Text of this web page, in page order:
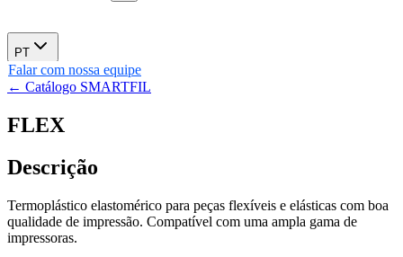
PT
Falar com nossa equipe
← Catálogo SMARTFIL
FLEX
Descrição
Termoplástico elastomérico para peças flexíveis e elásticas com boa
qualidade de impressão. Compatível com uma ampla gama de
impressoras.